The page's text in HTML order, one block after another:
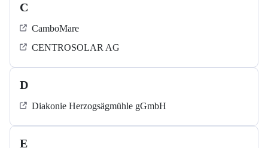
C
CamboMare
CENTROSOLAR AG
D
Diakonie Herzogsägmühle gGmbH
E